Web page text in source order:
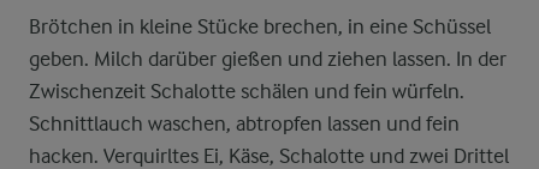
Brötchen in kleine Stücke brechen, in eine Schüssel
geben. Milch darüber gießen und ziehen lassen. In der
Zwischenzeit Schalotte schälen und fein würfeln.
Schnittlauch waschen, abtropfen lassen und fein
hacken. Verquirltes Ei, Käse, Schalotte und zwei Drittel